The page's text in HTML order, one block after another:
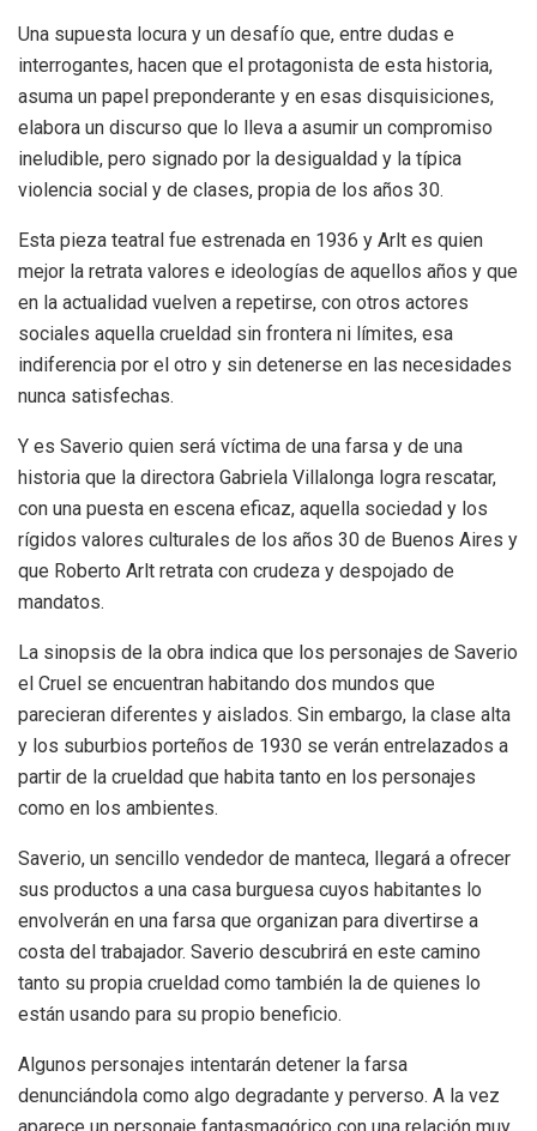
Una supuesta locura y un desafío que, entre dudas e
interrogantes, hacen que el protagonista de esta historia,
asuma un papel preponderante y en esas disquisiciones,
elabora un discurso que lo lleva a asumir un compromiso
ineludible, pero signado por la desigualdad y la típica
violencia social y de clases, propia de los años 30.
Esta pieza teatral fue estrenada en 1936 y Arlt es quien
mejor la retrata valores e ideologías de aquellos años y que
en la actualidad vuelven a repetirse, con otros actores
sociales aquella crueldad sin frontera ni límites, esa
indiferencia por el otro y sin detenerse en las necesidades
nunca satisfechas.
Y es Saverio quien será víctima de una farsa y de una
historia que la directora Gabriela Villalonga logra rescatar,
con una puesta en escena eficaz, aquella sociedad y los
rígidos valores culturales de los años 30 de Buenos Aires y
que Roberto Arlt retrata con crudeza y despojado de
mandatos.
La sinopsis de la obra indica que los personajes de Saverio
el Cruel se encuentran habitando dos mundos que
parecieran diferentes y aislados. Sin embargo, la clase alta
y los suburbios porteños de 1930 se verán entrelazados a
partir de la crueldad que habita tanto en los personajes
como en los ambientes.
Saverio, un sencillo vendedor de manteca, llegará a ofrecer
sus productos a una casa burguesa cuyos habitantes lo
envolverán en una farsa que organizan para divertirse a
costa del trabajador. Saverio descubrirá en este camino
tanto su propia crueldad como también la de quienes lo
están usando para su propio beneficio.
Algunos personajes intentarán detener la farsa
denunciándola como algo degradante y perverso. A la vez